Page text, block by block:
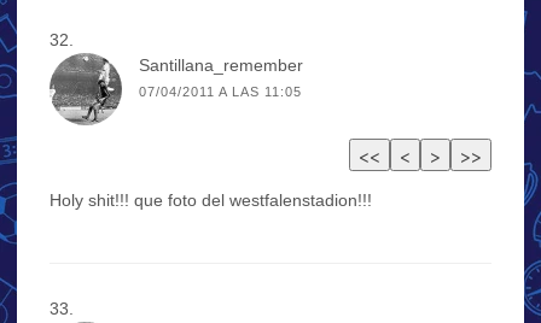
Santillana_remember
07/04/2011 A LAS 11:05
Holy shit!!! que foto del westfalenstadion!!!